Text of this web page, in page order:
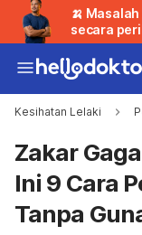
🍌
secara
Kesihatan Lelaki
Zakar
Ini 9 Cara
Tanpa